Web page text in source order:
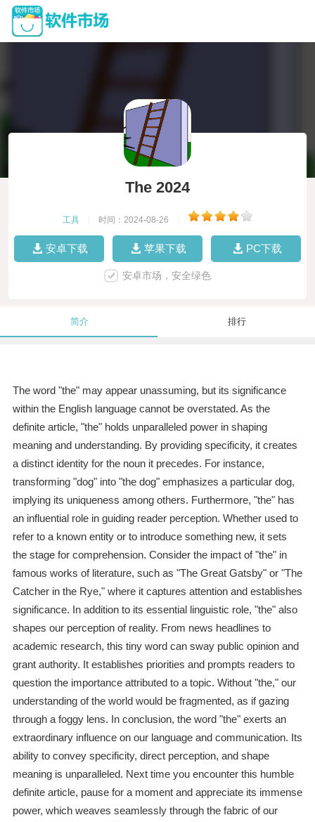
The 2024
工具 时间：2024-08-26
安卓下载 苹果下载 PC下载
安卓市场，安全绿色
简介 排行
The word "the" may appear unassuming, but its significance
within the English language cannot be overstated. As the
definite article, "the" holds unparalleled power in shaping
meaning and understanding. By providing specificity, it creates
a distinct identity for the noun it precedes. For instance,
transforming "dog" into "the dog" emphasizes a particular dog,
implying its uniqueness among others. Furthermore, "the" has
an influential role in guiding reader perception. Whether used to
refer to a known entity or to introduce something new, it sets
the stage for comprehension. Consider the impact of "the" in
famous works of literature, such as "The Great Gatsby" or "The
Catcher in the Rye," where it captures attention and establishes
significance. In addition to its essential linguistic role, "the" also
shapes our perception of reality. From news headlines to
academic research, this tiny word can sway public opinion and
grant authority. It establishes priorities and prompts readers to
question the importance attributed to a topic. Without "the," our
understanding of the world would be fragmented, as if gazing
through a foggy lens. In conclusion, the word "the" exerts an
extraordinary influence on our language and communication. Its
ability to convey specificity, direct perception, and shape
meaning is unparalleled. Next time you encounter this humble
definite article, pause for a moment and appreciate its immense
power, which weaves seamlessly through the fabric of our